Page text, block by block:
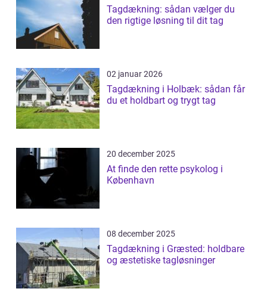
Tagdækning: sådan vælger du
den rigtige løsning til dit tag
02 januar 2026
Tagdækning i Holbæk: sådan får
du et holdbart og trygt tag
20 december 2025
At finde den rette psykolog i
København
08 december 2025
Tagdækning i Græsted: holdbare
og æstetiske tagløsninger